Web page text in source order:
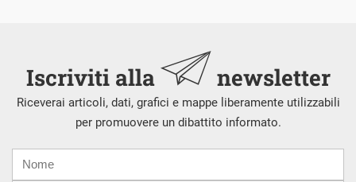
Iscriviti alla newsletter
Riceverai articoli, dati, grafici e mappe liberamente utilizzabili
per promuovere un dibattito informato.
mail